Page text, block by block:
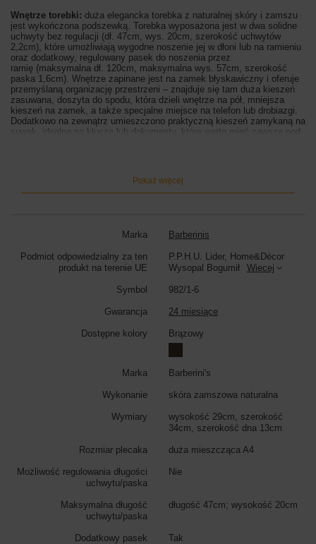
Wnętrze torebki: duża elegancka torebka z naturalnej skóry i zamszu
jest wykończona podszewką. Torebka wyposażona jest w dwa solidne
uchwyty bez regulacji (dł. 47cm, wys. 20cm, szerokość uchwytów
2,2cm), które umożliwiają wygodne noszenie jej w dłoni lub na ramieniu
oraz dodatkowy, regulowany pasek do noszenia przez
ramię (maksymalna dł. 120cm, maksymalna wys. 57cm, szerokość
paska 1,6cm). Wnętrze zapinane jest na zamek błyskawiczny i oferuje
przemyślaną organizację przestrzeni – znajduje się tam duża kieszeń
zasuwana, doszyta do spodu, która dzieli wnętrze na pół, mniejsza
kieszeń na zamek, a także specjalne miejsce na telefon lub drobiazgi.
Dodatkowo na zewnątrz umieszczono praktyczną kieszeń zamykaną na
suwak, idealną na klucze lub dokumenty, które warto mieć zawsze pod
Pokaż więcej
Marka Barberinis
Podmiot odpowiedzialny za ten
produkt na terenie UE
P.P.H.U. Lider, Home&Décor
Wysopal Bogumił
Więcej
Symbol 982/1-6
Gwarancja 24 miesiące
Dostępne kolory Brązowy
Marka Barberini's
Wykonanie skóra zamszowa naturalna
Wymiary
wysokość 29cm, szerokość
34cm, szerokość dna 13cm
Rozmiar plecaka duża mieszcząca A4
Możliwość regulowania długości
uchwytu/paska
Nie
Maksymalna długość
uchwytu/paska
długość 47cm; wysokość 20cm
Dodatkowy pasek Tak